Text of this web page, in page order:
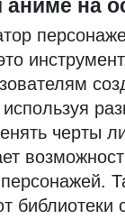
аниме на
черты
библиотеки